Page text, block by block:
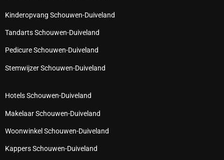
Kinderopvang Schouwen-Duiveland
Tandarts Schouwen-Duiveland
Pedicure Schouwen-Duiveland
Stemwijzer Schouwen-Duiveland
Hotels Schouwen-Duiveland
Makelaar Schouwen-Duiveland
Woonwinkel Schouwen-Duiveland
Kappers Schouwen-Duiveland